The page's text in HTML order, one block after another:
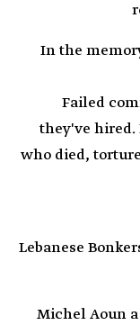
In the
Failed
they've hired.
who died,
Michel Aoun